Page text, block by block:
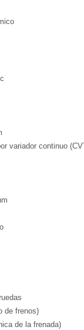
variador continuo
de frenos)
de la frenada)